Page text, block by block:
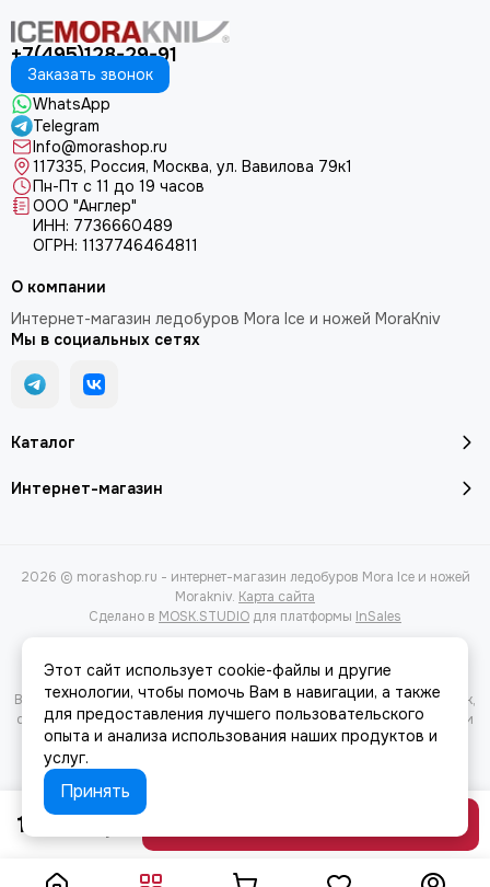
12890 руб
+7(495)128-29-91
Заказать звонок
WhatsApp
Telegram
Info@morashop.ru
117335, Россия, Москва, ул. Вавилова 79к1
Пн-Пт с 11 до 19 часов
ООО "Англер"
ИНН: 7736660489
ОГРН: 1137746464811
Каталог
Интернет-магазин
О компании
Интернет-магазин ледобуров Mora Ice и ножей MoraKniv
Мы в социальных сетях
2026 © morashop.ru - интернет-магазин ледобуров Mora Ice и ножей
Morakniv. Карта сайта
Сделано в MOSK.STUDIO для платформы InSales
Вся представленная на сайте информация, касающаяся характеристик,
стоимости товаров и услуг, носит информационный характер и ни при
каких условиях не является публичной офертой, определяемой
положениями Статьи 437(2) Гражданского кодекса РФ.
Этот сайт использует cookie-файлы и другие
технологии, чтобы помочь Вам в навигации, а также
для предоставления лучшего пользовательского
опыта и анализа использования наших продуктов и
услуг.
Принять